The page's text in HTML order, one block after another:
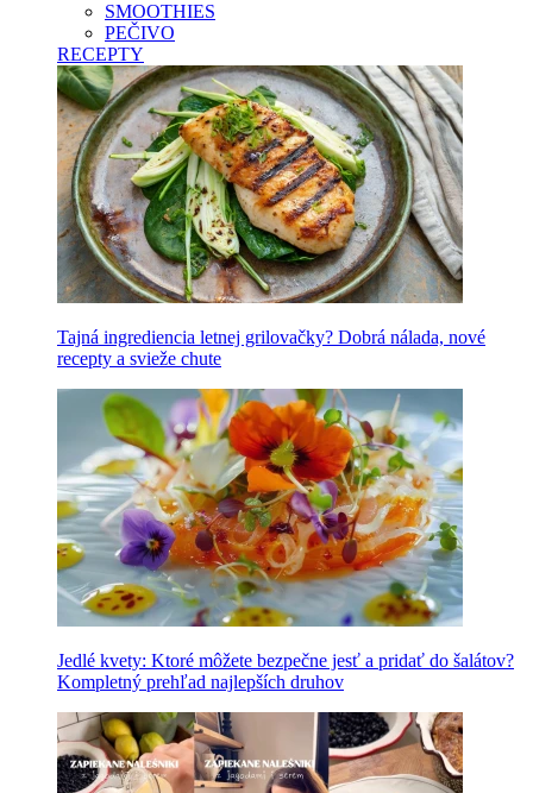
SMOOTHIES
PEČIVO
RECEPTY
Tajná ingrediencia letnej grilovačky? Dobrá nálada, nové
recepty a svieže chute
Jedlé kvety: Ktoré môžete bezpečne jesť a pridať do šalátov?
Kompletný prehľad najlepších druhov